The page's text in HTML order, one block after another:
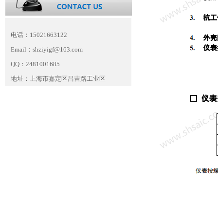
电话：15021663122
Email：shziyigf@163.com
QQ：2481001685
地址：上海市嘉定区昌吉路工业区